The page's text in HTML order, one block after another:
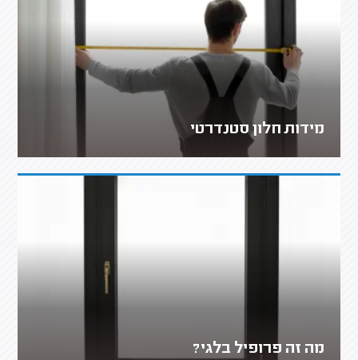
מידות חלון סטנדרטי
מה זה פרופיל בלגי?